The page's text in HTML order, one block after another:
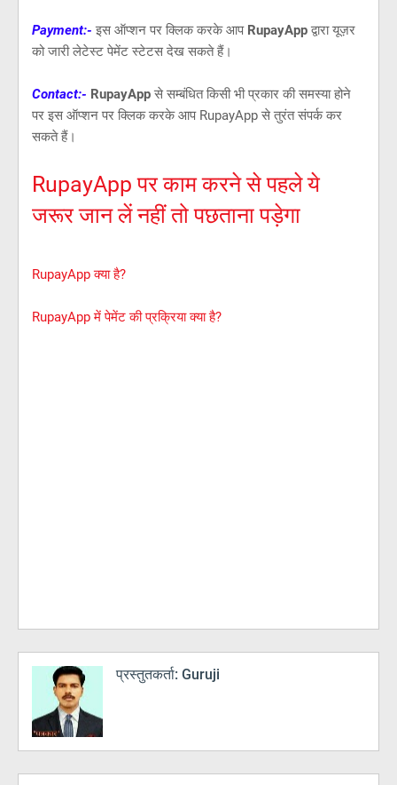
Payment:- इस ऑप्शन पर क्लिक करके आप RupayApp द्वारा यूज़र
को जारी लेटेस्ट पेमेंट स्टेटस देख सकते हैं।
Contact:- RupayApp से सम्बंधित किसी भी प्रकार की समस्या होने
पर इस ऑप्शन पर क्लिक करके आप RupayApp से तुरंत संपर्क कर
सकते हैं।
RupayApp पर काम करने से पहले ये
जरूर जान लें नहीं तो पछताना पड़ेगा
RupayApp क्या है?
RupayApp में पेमेंट की प्रक्रिया क्या है?
प्रस्तुतकर्ता: Guruji